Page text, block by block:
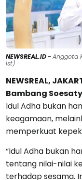
NEWSREAL.ID -Anggota
Ist)
NEWSREAL,
Bambang
Idul Adha bukan
keagamaan,
memperkuat
“Idul Adha bukan
tentang nilai-nilai
terhadap sesama.